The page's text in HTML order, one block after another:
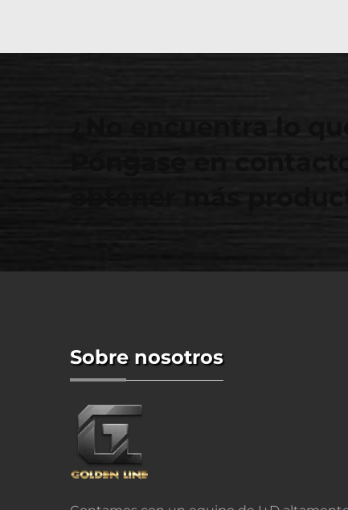
Póngase en
Sobre nosotros